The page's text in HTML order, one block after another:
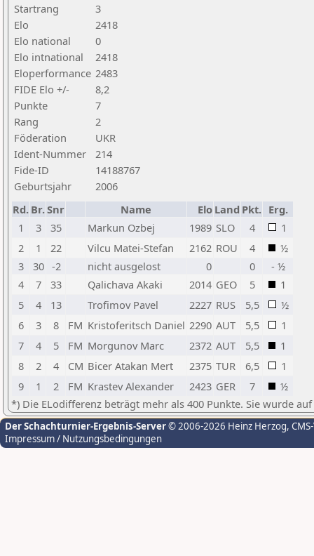
Startrang
3
Elo
2418
Elo national
0
Elo intnational
2418
Eloperformance 2483
FIDE Elo +/-
8,2
Punkte
7
Rang
2
Föderation
UKR
Ident-Nummer
214
Fide-ID
14188767
Geburtsjahr
2006
Rd. Br.Snr Name Elo Land Pkt. Erg.
1
3 35 Markun Ozbej 1989 SLO 4
1
2
1 22 Vilcu Matei-Stefan 2162 ROU 4
½
3
30 -2 nicht ausgelost 0 0
- ½
4
7 33 Qalichava Akaki 2014 GEO 5
1
5
4 13 Trofimov Pavel 2227 RUS 5,5
½
6
3 8 FM Kristoferitsch Daniel 2290 AUT 5,5
1
7
4 5 FM Morgunov Marc 2372 AUT 5,5
1
8
2 4 CM Bicer Atakan Mert 2375 TUR 6,5
1
9
1 2 FM Krastev Alexander 2423 GER 7
½
*) Die ELodifferenz beträgt mehr als 400 Punkte. Sie wurde
Der Schachturnier-Ergebnis-Server© 2006-2026 Heinz Herzog,
Impressum / Nutzungsbedingungen